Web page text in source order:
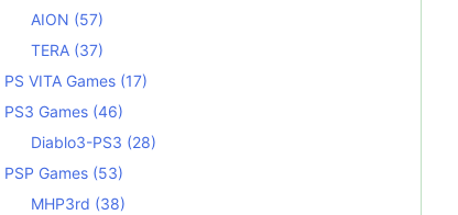
AION (57)
TERA (37)
PS VITA Games (17)
PS3 Games (46)
Diablo3-PS3 (28)
PSP Games (53)
MHP3rd (38)